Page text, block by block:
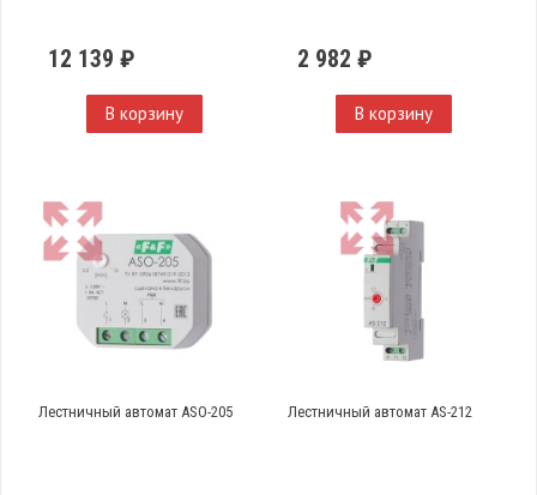
12 139 ₽
В корзину
2 982 ₽
В корзину
Лестничный автомат ASO-205 Лестничный автомат AS-212